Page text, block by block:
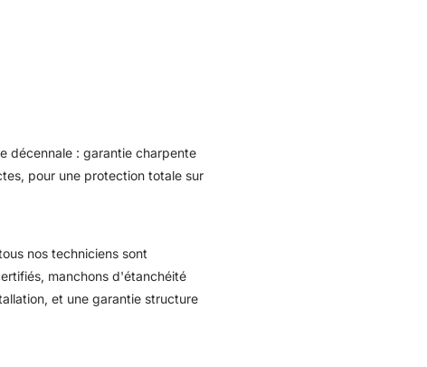
décennale : garantie charpente
pour une protection totale sur
nos techniciens sont
manchons d'étanchéité
et une garantie structure